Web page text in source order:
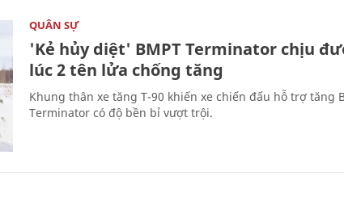
QUÂN SỰ
'Kẻ hủy diệt' BMPT Terminator chịu
lúc 2 tên lửa chống tăng
Khung thân xe tăng T-90 khiến xe chiến đấu hỗ trợ tăng
Terminator có độ bền bỉ vượt trội.